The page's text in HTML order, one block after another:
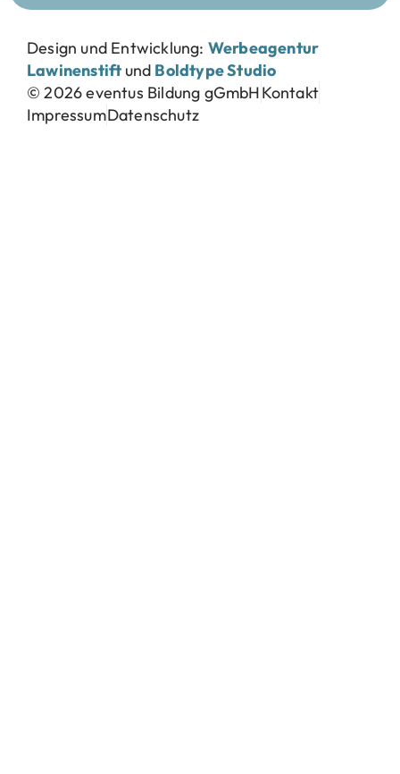
Design und Entwicklung: Werbeagentur
Lawinenstift und Boldtype Studio
© 2026 eventus Bildung gGmbHKontakt
ImpressumDatenschutz